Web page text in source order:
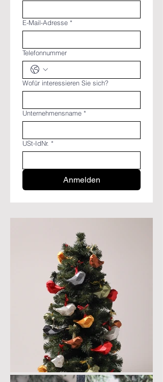
E-Mail-Adresse *
Telefonnummer
Wofür interessieren Sie sich?
Unternehmensname *
USt-IdNr. *
Anmelden